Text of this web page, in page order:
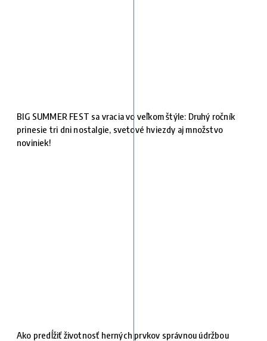
BIG SUMMER FEST sa vracia vo veľkom štýle: Druhý ročník
prinesie tri dni nostalgie, svetové hviezdy aj množstvo
noviniek!
Ako predĺžiť životnosť herných prvkov správnou údržbou